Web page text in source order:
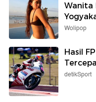
Wanita
Wolipop
Hasil
detikSport